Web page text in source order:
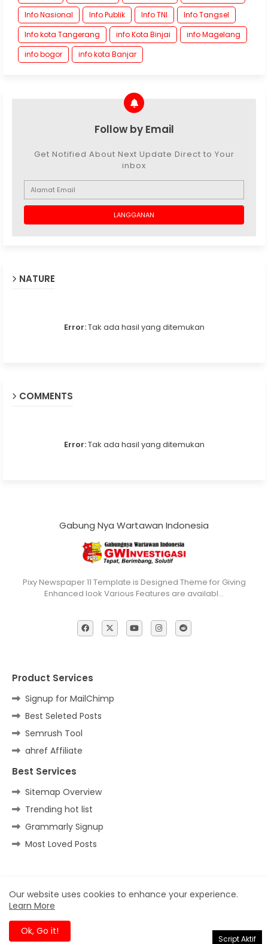
Info Nasional
Info Publik Info TNI
Info Tangsel
Info kota Tangerang
info Kota Binjai
info Magelang
info bogor
info kota Banjar
Follow by Email
Get Notified About Next Update Direct to Your
inbox
NATURE
Error:Tak ada hasil yang ditemukan
COMMENTS
Error:Tak ada hasil yang ditemukan
Gabung Nya Wartawan Indonesia
Pixy Newspaper 11 Template is Designed Theme for Giving
Enhanced look Various Features are availabl…
Product Services
Signup for MailChimp
Best Seleted Posts
Semrush Tool
ahref Affiliate
Best Services
Sitemap Overview
Trending hot list
Grammarly Signup
Most Loved Posts
Home Contact us Privacy Policy
Our website uses cookies to enhance your experience.
Learn More
Ok, Go it!
Script Aktif